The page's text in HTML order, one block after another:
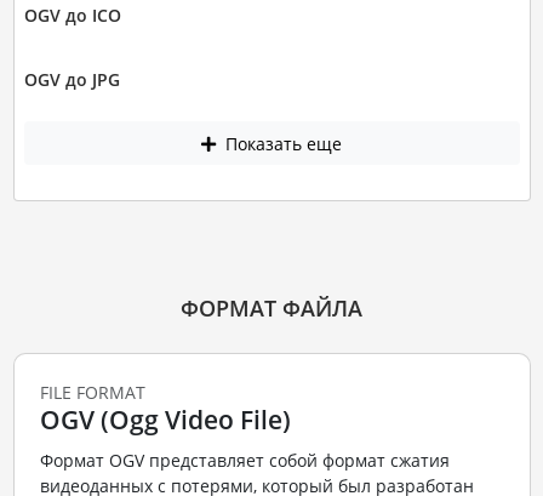
OGV до ICO
OGV до JPG
Показать еще
ФОРМАТ ФАЙЛА
FILE FORMAT
OGV (Ogg Video File)
Формат OGV представляет собой формат сжатия
видеоданных с потерями, который был разработан